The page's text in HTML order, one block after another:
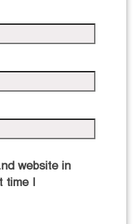
website in
time I